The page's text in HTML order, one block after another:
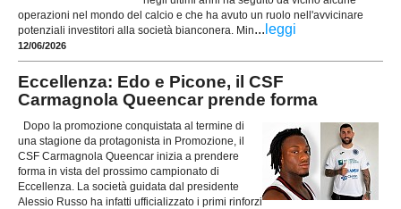
operazioni nel mondo del calcio e che ha avuto un ruolo nell'avvicinare
potenziali investitori alla società bianconera. Min... leggi
12/06/2026
Eccellenza: Edo e Picone, il CSF
Carmagnola Queencar prende forma
Dopo la promozione conquistata al termine di
una stagione da protagonista in Promozione, il
CSF Carmagnola Queencar inizia a prendere
forma in vista del prossimo campionato di
Eccellenza. La società guidata dal presidente
Alessio Russo ha infatti ufficializzato i primi rinforzi